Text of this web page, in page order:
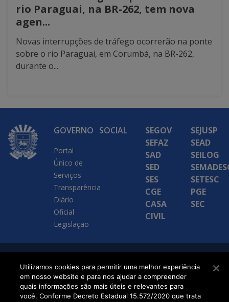
rio Paraguai, na BR-262, tem nova
agen...
Novas interrupções de tráfego ocorrerão na ponte
sobre o rio Paraguai, em Corumbá, na BR-262,
durante o...
GOVERNO
Portal
Único de
Serviços
Transparência
Diário
Oficial
Legislação
SOCIAL
SEGOV
SEFAZ
SAD
SED
SES
CGE
CASA
CIVIL
SEJUSP
SEAD
SEILOG
SETESC
PGE
SEC
SETDIG | Secretaria-
Executiva de
Transformação Digital
Utilizamos cookies para permitir uma melhor experiência
em nosso website e para nos ajudar a compreender
quais informações são mais úteis e relevantes para
você. Conforme Decreto Estadual 15.572/2020 que trata